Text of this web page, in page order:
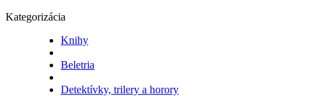
Kategorizácia
Knihy
Beletria
Detektívky, trilery a horory